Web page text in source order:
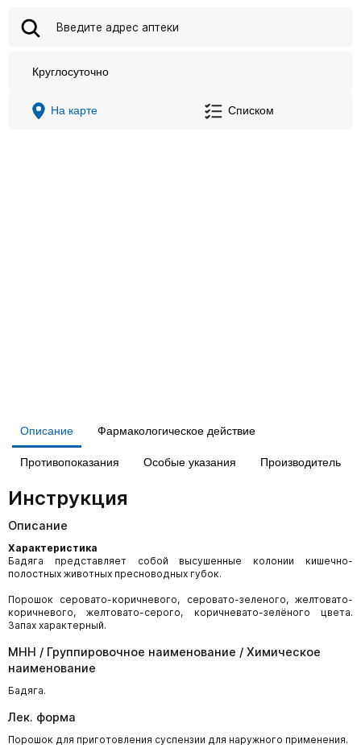
Круглосуточно
На карте Списком
Описание Фармакологическое действие
Противопоказания Особые указания Производитель
Инструкция
Описание
Характеристика
Бадяга представляет собой высушенные колонии кишечно-
полостных животных пресноводных губок.
Порошок серовато-коричневого, серовато-зеленого, желтовато-
коричневого, желтовато-серого, коричневато-зелёного цвета.
Запах характерный.
МНН / Группировочное наименование / Химическое
наименование
Бадяга.
Лек. форма
Порошок для приготовления суспензии для наружного применения.